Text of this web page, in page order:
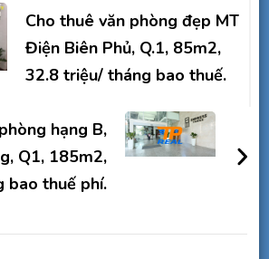
Cho thuê văn phòng đẹp MT
Điện Biên Phủ, Q.1, 85m2,
32.8 triệu/ tháng bao thuế.
hạng B,
Q1, 185m2,
bao thuế phí.